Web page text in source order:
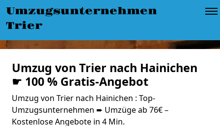
Umzugsunternehmen
Trier
Umzug von Trier nach Hainichen
☛ 100 % Gratis-Angebot
Umzug von Trier nach Hainichen : Top-
Umzugsunternehmen ➨ Umzüge ab 76€ –
Kostenlose Angebote in 4 Min.